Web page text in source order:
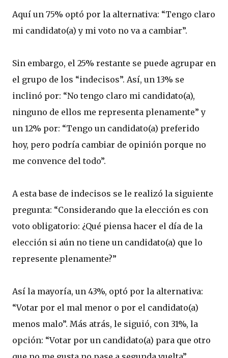
Aquí un 75% optó por la alternativa: “Tengo claro
mi candidato(a) y mi voto no va a cambiar”.
Sin embargo, el 25% restante se puede agrupar en
el grupo de los “indecisos”. Así, un 13% se
inclinó por: “No tengo claro mi candidato(a),
ninguno de ellos me representa plenamente” y
un 12% por: “Tengo un candidato(a) preferido
hoy, pero podría cambiar de opinión porque no
me convence del todo”.
A esta base de indecisos se le realizó la siguiente
pregunta: “Considerando que la elección es con
voto obligatorio: ¿Qué piensa hacer el día de la
elección si aún no tiene un candidato(a) que lo
represente plenamente?”
Así la mayoría, un 43%, optó por la alternativa:
“Votar por el mal menor o por el candidato(a)
menos malo”. Más atrás, le siguió, con 31%, la
opción: “Votar por un candidato(a) para que otro